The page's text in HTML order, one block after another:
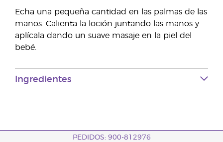
Echa una pequeña cantidad en las palmas de las
manos. Calienta la loción juntando las manos y
aplícala dando un suave masaje en la piel del
bebé.
Ingredientes
PEDIDOS: 900-812976